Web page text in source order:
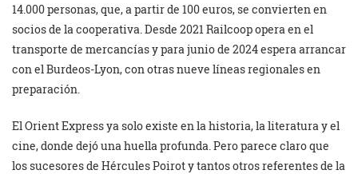
14.000 personas, que, a partir de 100 euros, se convierten en
socios de la cooperativa. Desde 2021 Railcoop opera en el
transporte de mercancías y para junio de 2024 espera arrancar
con el Burdeos-Lyon, con otras nueve líneas regionales en
preparación.
El Orient Express ya solo existe en la historia, la literatura y el
cine, donde dejó una huella profunda. Pero parece claro que
los sucesores de Hércules Poirot y tantos otros referentes de la